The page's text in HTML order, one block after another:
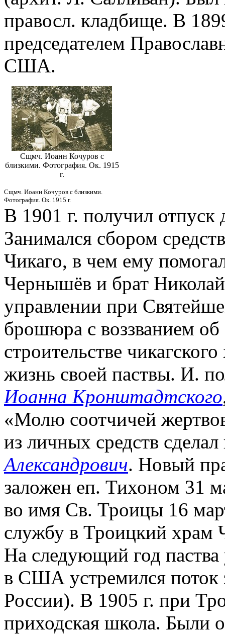
правосл. кладбище. В
председателем
США.
Сщмч. Иоанн Кочуров с
близкими. Фотография. Ок. 1915
г.
Сщмч. Иоанн Кочуров с близкими.
Фотография. Ок. 1915 г.
В 1901 г. получил отпуск
Занимался сбором
Чикаго, в чем ему
Чернышёв и брат
управлении при
брошюра с воззванием
строительстве
жизнь своей паствы. И.
Иоанна Кронштадтского
«Молю соотчичей
из личных средств
Александрович. Новый
заложен еп. Тихоном 31
во имя Св. Троицы 16
службу в Троицкий храм
На следующий год паства
в США устремился поток
России). В 1905 г. при
приходская школа. Были